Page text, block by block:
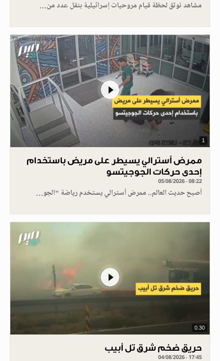
مشاهد توثق لحظة قيام مروحيات إسرائيلية بنقل عدد من…
1
ممرض أسترالي يسيطر على مريض باستخدام
إحدى حركات الجوجيتسو
05/08/2026 - 08:22
أصبح حديث العالم.. ممرض أسترالي يستخدم رياضة "الجو…
0.30
حريق ضخم شرق تل أبيب
04/08/2026 - 17:45